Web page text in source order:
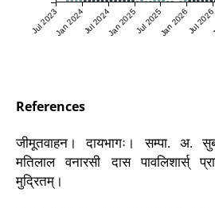
Jul 2023Jan 2024Jul 2024Jan 2025Jul 2025Jan 2026Jul 2026
References
जीमूतवाहन। दायभागः। सम्पा. अ.
मतिलाल वनारसी दास पावलिशार्स्
मुद्रितम्।